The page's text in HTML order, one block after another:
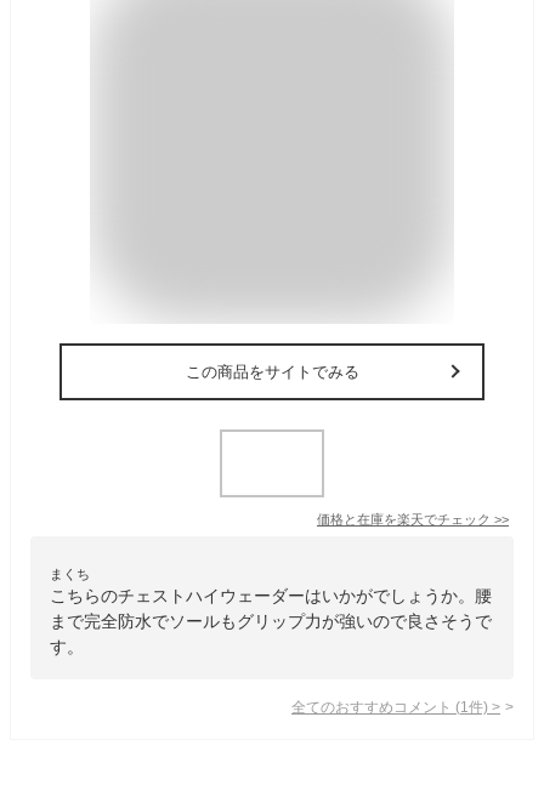
この商品をサイトでみる
価格と在庫を楽天でチェック >>
まくち
こちらのチェストハイウェーダーはいかがでしょうか。腰
まで完全防水でソールもグリップ力が強いので良さそうで
す。
全てのおすすめコメント (1 件) >